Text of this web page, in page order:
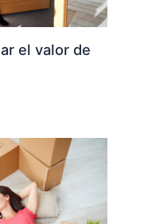
el valor de